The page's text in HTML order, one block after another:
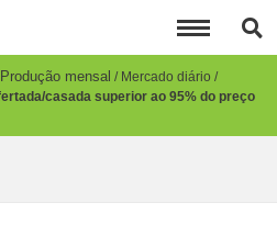
Produção mensal
Mercado diário
casada superior ao 95% do preço